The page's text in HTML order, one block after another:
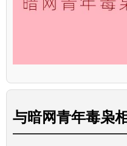
与暗网青年毒枭